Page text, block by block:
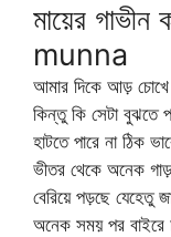
মায়ের
munna
আমার দিকে আড় চোখে
কিন্তু কি সেটা বুঝতে
হাটতে পারে না ঠিক
ভীতর থেকে অনেক
বেরিয়ে পড়ছে যেহেতু
অনেক সময় পর